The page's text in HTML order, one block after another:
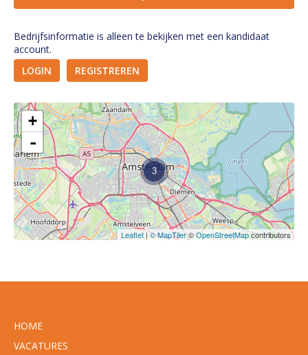
Bedrijfsinformatie is alleen te bekijken met een kandidaat
account.
LOGIN
REGISTREREN
3
+
-
Leaflet|© MapTiler©OpenStreetMapcontributors
HOME
VACATURES